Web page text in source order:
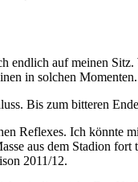
endlich auf meinen
in solchen
Bis zum bitteren
Reflexes. Ich
aus dem Stadion
2011/12.